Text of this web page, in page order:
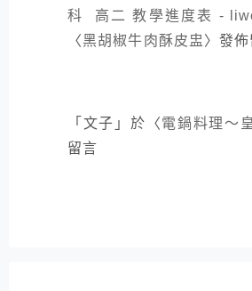
科 高二 教學進度表 -
〈黑胡椒牛肉酥皮盅 〉發
「 文子 」於〈電鍋料理～
留言